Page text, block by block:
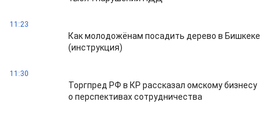
11:23
Как молодожёнам посадить дерево в Бишкеке
(инструкция)
11:30
Торгпред РФ в КР рассказал омскому бизнесу
о перспективах сотрудничества